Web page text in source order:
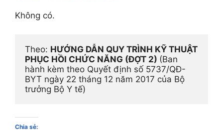
Không có.
Theo: HƯỚNG DẪN QUY TRÌNH KỸ THUẬT
PHỤC HỒI CHỨC NĂNG (ĐỢT 2) (Ban
hành kèm theo Quyết định số 5737/QĐ-
BYT ngày 22 tháng 12 năm 2017 của Bộ
trưởng Bộ Y tế)
Chia sẻ: